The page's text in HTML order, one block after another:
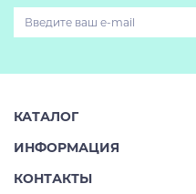
КАТАЛОГ
Багажник на крышу авто
Автобоксы
ИНФОРМАЦИЯ
Аренда
КОНТАКТЫ